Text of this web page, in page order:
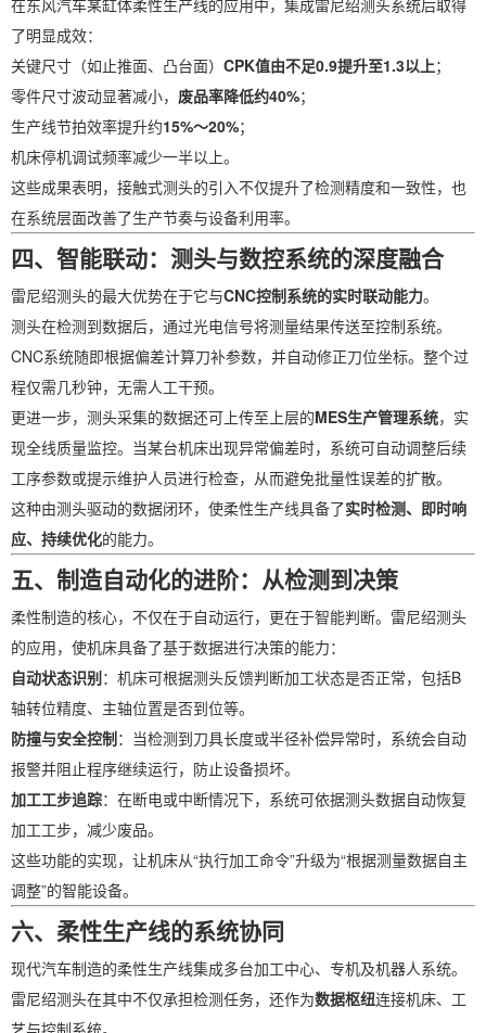
在东风汽车某缸体柔性生产线的应用中，集成雷尼绍测头系统后取得
了明显成效：
关键尺寸（如止推面、凸台面） CPK值由不足0.9提升至1.3以上；
零件尺寸波动显著减小， 废品率降低约40%；
生产线节拍效率提升约15%～20%；
机床停机调试频率减少一半以上。
这些成果表明，接触式测头的引入不仅提升了检测精度和一致性，也
在系统层面改善了生产节奏与设备利用率。
四、智能联动：测头与数控系统的深度融合
雷尼绍测头的最大优势在于它与CNC控制系统的实时联动能力。
测头在检测到数据后，通过光电信号将测量结果传送至控制系统。
CNC系统随即根据偏差计算刀补参数，并自动修正刀位坐标。整个过
程仅需几秒钟，无需人工干预。
更进一步，测头采集的数据还可上传至上层的MES生产管理系统，实
现全线质量监控。当某台机床出现异常偏差时，系统可自动调整后续
工序参数或提示维护人员进行检查，从而避免批量性误差的扩散。
这种由测头驱动的数据闭环，使柔性生产线具备了实时检测、即时响
应、持续优化的能力。
五、制造自动化的进阶：从检测到决策
柔性制造的核心，不仅在于自动运行，更在于智能判断。雷尼绍测头
的应用，使机床具备了基于数据进行决策的能力：
自动状态识别：机床可根据测头反馈判断加工状态是否正常，包括B
轴转位精度、主轴位置是否到位等。
防撞与安全控制：当检测到刀具长度或半径补偿异常时，系统会自动
报警并阻止程序继续运行，防止设备损坏。
加工工步追踪：在断电或中断情况下，系统可依据测头数据自动恢复
加工工步，减少废品。
这些功能的实现，让机床从“执行加工命令”升级为“根据测量数据自主
调整”的智能设备。
六、柔性生产线的系统协同
现代汽车制造的柔性生产线集成多台加工中心、专机及机器人系统。
雷尼绍测头在其中不仅承担检测任务，还作为数据枢纽连接机床、工
艺与控制系统。